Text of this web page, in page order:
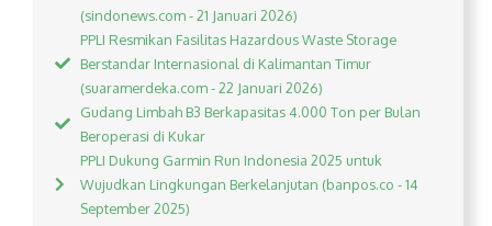
(sindonews.com - 21 Januari 2026)
PPLI Resmikan Fasilitas Hazardous Waste Storage
Berstandar Internasional di Kalimantan Timur
(suaramerdeka.com - 22 Januari 2026)
Gudang Limbah B3 Berkapasitas 4.000 Ton per Bulan
Beroperasi di Kukar
PPLI Dukung Garmin Run Indonesia 2025 untuk
Wujudkan Lingkungan Berkelanjutan (banpos.co - 14
September 2025)